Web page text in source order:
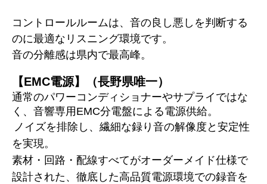
コントロールルームは、音の良し悪しを判断する
のに最適なリスニング環境です。
音の分離感は県内で最高峰。
【EMC電源】（長野県唯一）
通常のパワーコンディショナーやサプライではな
く、音響専用EMC分電盤による電源供給。
ノイズを排除し、繊細な録り音の解像度と安定性
を実現。
素材・回路・配線すべてがオーダーメイド仕様で
設計された、徹底した高品質電源環境での録音を